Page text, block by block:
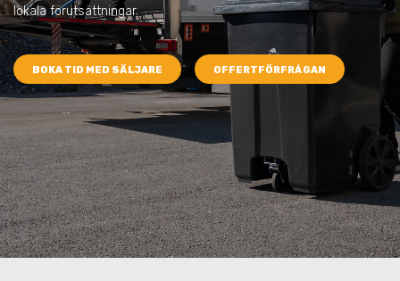
lokala förutsättningar.
BOKA TID MED SÄLJARE OFFERTFÖRFRÅGAN